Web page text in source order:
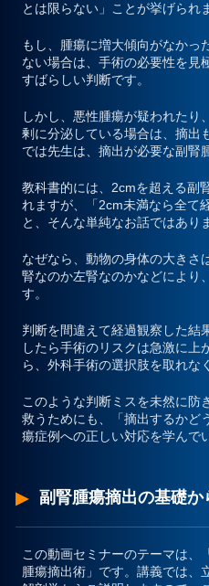
とは限らない」
ことが挙げられ
もし、腫瘍に増大傾向がなかっ
ない場合は、手術の必要性を見
すばらしい判断です。
しかし、悪性腫瘍が疑われたり
剰に分泌している場合は、摘出
では先生は、摘出が必要な副腎
教科書的には、2cmを超える副
れますが、
「2cm未満なら全て
と、そんな単純なお話ではあり
なぜなら、動物の身体の大きさ
腎なのか左腎なのかなどにより
す。
判断を間違えて経過観察した結
したら手術のリスクは急激に上
ら、外科手術の選択肢を取れな
このような判断ミスを未然に防
救うためにも、「摘出するかど
瘍症例への正しい対応を学んで
副腎腫瘍摘出の基礎
この動画セミナーのテーマは、
腫瘍摘出術」 です。講義では、